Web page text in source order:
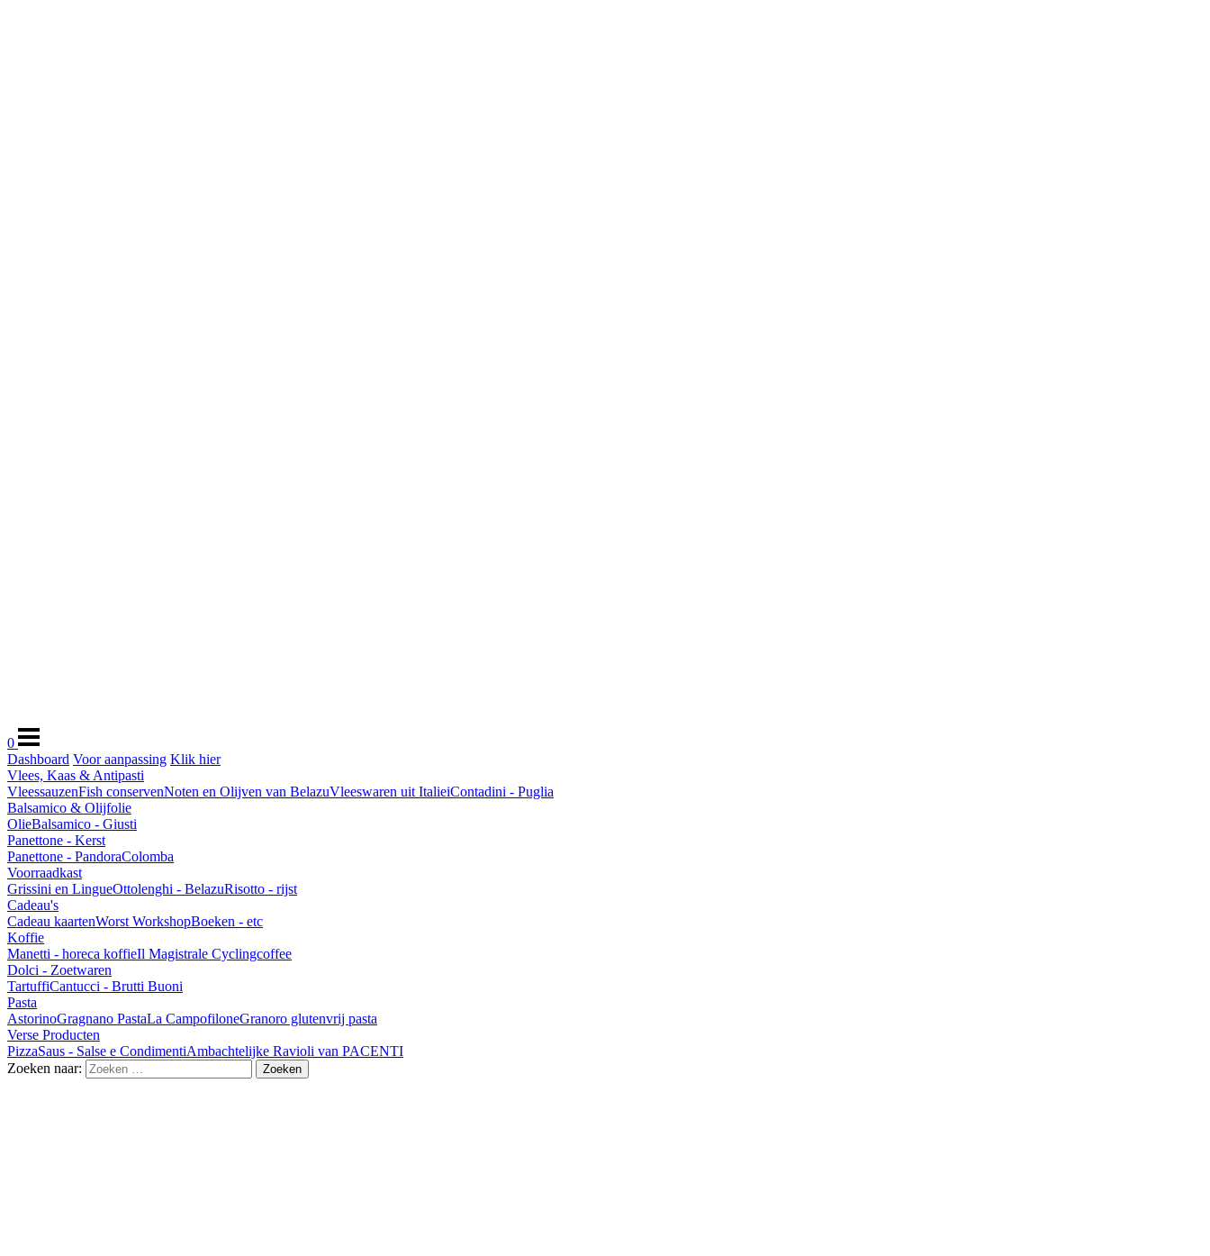
0
Dashboard Voor aanpassing Klik hier
Vlees, Kaas & Antipasti
VleessauzenFish conservenNoten en Olijven van BelazuVleeswaren uit ItalieiContadini - Puglia
Balsamico & Olijfolie
OlieBalsamico - Giusti
Panettone - Kerst
Panettone - PandoraColomba
Voorraadkast
Grissini en LingueOttolenghi - BelazuRisotto - rijst
Cadeau's
Cadeau kaartenWorst WorkshopBoeken - etc
Koffie
Manetti - horeca koffieIl Magistrale Cyclingcoffee
Dolci - Zoetwaren
TartuffiCantucci - Brutti Buoni
Pasta
AstorinoGragnano PastaLa CampofiloneGranoro glutenvrij pasta
Verse Producten
PizzaSaus - Salse e CondimentiAmbachtelijke Ravioli van PACENTI
Zoeken naar: